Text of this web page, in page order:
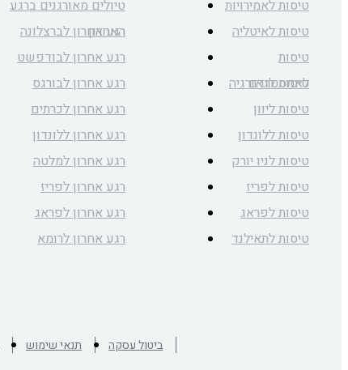
טיולים מאורגנים ברגע
האחרון
רגע אחרון לברצלונה
רגע אחרון לבודפשט
רגע אחרון לבורגס
רגע אחרון לכרתים
רגע אחרון ללונדון
רגע אחרון למלטה
רגע אחרון לפריז
רגע אחרון לפראג
רגע אחרון לרומא
טיסות לאמירויות
טיסות לאיטליה
טיסות
לאמסטרדם
טיסות לגאורגיה
טיסות ליוון
טיסות ללונדון
טיסות לניו יורק
טיסות לפריז
טיסות לפראג
טיסות לתאילנד
תנאי שימוש ביטול עסקה